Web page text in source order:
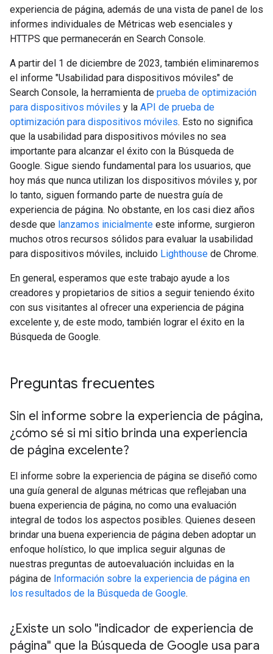
experiencia de página, además de una vista de panel de los
informes individuales de Métricas web esenciales y
HTTPS que permanecerán en Search Console.
A partir del 1 de diciembre de 2023, también eliminaremos
el informe "Usabilidad para dispositivos móviles" de
Search Console, la herramienta de prueba de optimización
para dispositivos móviles y la API de prueba de
optimización para dispositivos móviles. Esto no significa
que la usabilidad para dispositivos móviles no sea
importante para alcanzar el éxito con la Búsqueda de
Google. Sigue siendo fundamental para los usuarios, que
hoy más que nunca utilizan los dispositivos móviles y, por
lo tanto, siguen formando parte de nuestra guía de
experiencia de página. No obstante, en los casi diez años
desde que lanzamos inicialmente este informe, surgieron
muchos otros recursos sólidos para evaluar la usabilidad
para dispositivos móviles, incluido Lighthouse de Chrome.
En general, esperamos que este trabajo ayude a los
creadores y propietarios de sitios a seguir teniendo éxito
con sus visitantes al ofrecer una experiencia de página
excelente y, de este modo, también lograr el éxito en la
Búsqueda de Google.
Preguntas frecuentes
Sin el informe sobre la experiencia de página,
¿cómo sé si mi sitio brinda una experiencia
de página excelente?
El informe sobre la experiencia de página se diseñó como
una guía general de algunas métricas que reflejaban una
buena experiencia de página, no como una evaluación
integral de todos los aspectos posibles. Quienes deseen
brindar una buena experiencia de página deben adoptar un
enfoque holístico, lo que implica seguir algunas de
nuestras preguntas de autoevaluación incluidas en la
página de Información sobre la experiencia de página en
los resultados de la Búsqueda de Google.
¿Existe un solo "indicador de experiencia de
página" que la Búsqueda de Google usa para